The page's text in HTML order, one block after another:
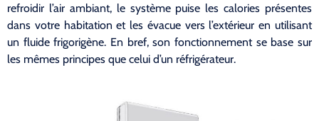
refroidir l’air ambiant, le système puise les calories présentes
dans votre habitation et les évacue vers l’extérieur en utilisant
un fluide frigorigène. En bref, son fonctionnement se base sur
les mêmes principes que celui d’un réfrigérateur.